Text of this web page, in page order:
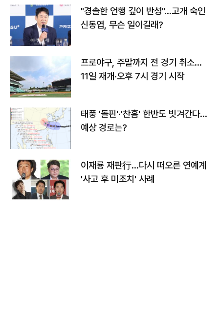
"경솔한 언행 깊이 반성"…고개 숙인
신동엽, 무슨 일이길래?
프로야구, 주말까지 전 경기 취소…
11일 재개·오후 7시 경기 시작
태풍 '돌핀'·'찬홈' 한반도 빗겨간다…
예상 경로는?
이재룡 재판行…다시 떠오른 연예계
'사고 후 미조치' 사례